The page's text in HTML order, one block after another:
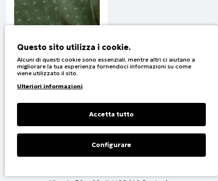
Baby velvet romper | Verde deserto
Codice: 11-125455-9
1 2 3 4 5 6 7 8 9
Questo sito utilizza i cookie.
Alcuni di questi cookie sono essenziali, mentre altri ci aiutano a
migliorare la tua esperienza fornendoci informazioni su come
viene utilizzato il sito.
Ulteriori informazioni
Accetta tutto
Configurare